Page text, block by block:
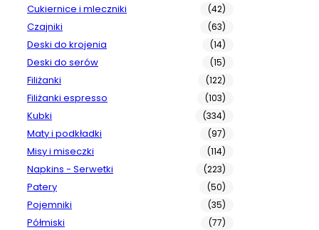
Cukiernice i mleczniki (42)
Czajniki (63)
Deski do krojenia (14)
Deski do serów (15)
Filiżanki (122)
Filiżanki espresso (103)
Kubki (334)
Maty i podkładki (97)
Misy i miseczki (114)
Napkins - Serwetki (223)
Patery (50)
Pojemniki (35)
Półmiski (77)